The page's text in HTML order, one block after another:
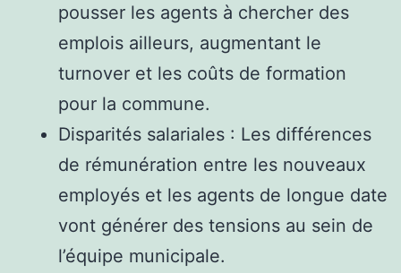
pousser les agents à chercher des
emplois ailleurs, augmentant le
turnover et les coûts de formation
pour la commune.
Disparités salariales : Les différences
de rémunération entre les nouveaux
employés et les agents de longue date
vont générer des tensions au sein de
l’équipe municipale.